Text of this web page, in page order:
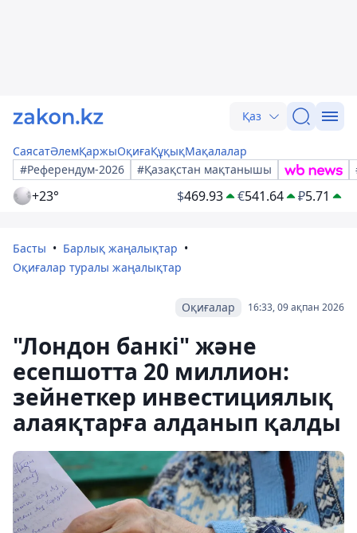
Қаз
СаясатӘлемҚаржыОқиғаҚұқықМақалалар
#Референдум-2026
#Қазақстан мақтанышы
+23° $469.93 €541.64 ₽5.71
Басты
Барлық жаңалықтар
Оқиғалар туралы жаңалықтар
16:33, 09 ақпан 2026
Оқиғалар
"Лондон банкі" және
есепшотта 20 миллион:
зейнеткер инвестициялық
алаяқтарға алданып қалды